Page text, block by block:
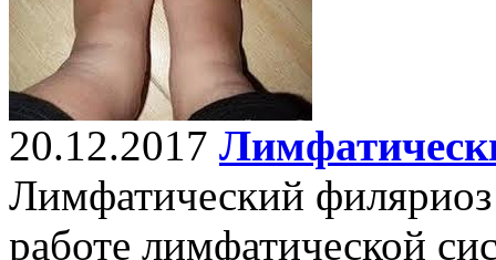
20.12.2017
Лимфатический
работе лимфатической